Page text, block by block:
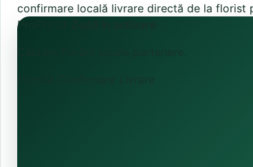
confirmare locală livrare directă de la florist
ProFlorist